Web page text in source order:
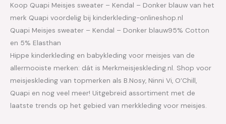
Koop Quapi Meisjes sweater – Kendal – Donker blauw van het
merk Quapi voordelig bij kinderkleding-onlineshop.nl
Quapi Meisjes sweater – Kendal – Donker blauw95% Cotton
en 5% Elasthan
Hippe kinderkleding en babykleding voor meisjes van de
allermooiste merken: dát is Merkmeisjeskleding.nl. Shop voor
meisjeskleding van topmerken als B.Nosy, Ninni Vi, O’Chill,
Quapi en nog veel meer! Uitgebreid assortiment met de
laatste trends op het gebied van merkkleding voor meisjes.